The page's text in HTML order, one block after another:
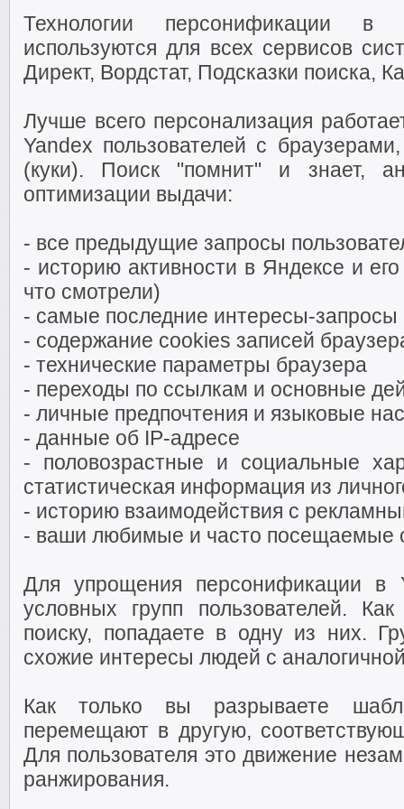
Технологии персонификации
используются для всех сервисов
Директ, Вордстат, Подсказки поиска,
Лучше всего персонализация
Yandex пользователей с
(куки). Поиск "помнит" и знает,
оптимизации выдачи:
- все предыдущие запросы
- историю активности в Яндексе и
что смотрели)
- самые последние интересы-запросы
- содержание cookies записей
- технические параметры браузера
- переходы по ссылкам и основные
- личные предпочтения и языковые
- данные об IP-адресе
- половозрастные и социальные
статистическая информация из
- историю взаимодействия с
- ваши любимые и часто посещаемые
Для упрощения персонификации в
условных групп пользователей.
поиску, попадаете в одну из них.
схожие интересы людей с
Как только вы разрываете
перемещают в другую,
Для пользователя это движение
ранжирования.